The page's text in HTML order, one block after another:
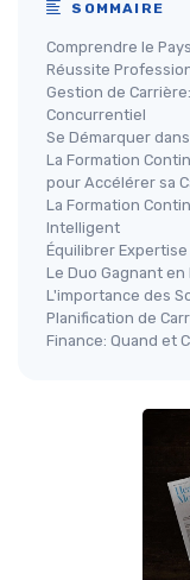
SOMMAIRE
Comprendre le
Réussite
Gestion de
Concurrentiel
Se Démarquer
La Formation
pour Accélérer sa
La Formation
Intelligent
Équilibrer
Le Duo Gagnant en
L'importance des
Planification de
Finance: Quand et